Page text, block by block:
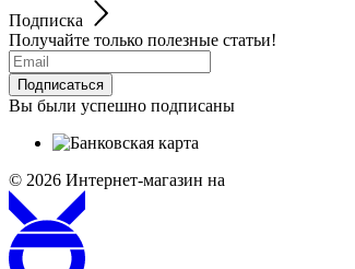
Подписка
Получайте только полезные статьи!
Подписаться
Вы были успешно подписаны
© 2026 Интернет-магазин на